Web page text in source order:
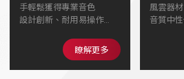
手輕鬆獲得專業音色
設計創新、耐用易操作
能帶來穩定可靠的Tone
陪伴每位音樂人找到屬於自
已的聲音
瞭解更多
構個人
風雲器材
音質中
能發出
壓，全
沒有突